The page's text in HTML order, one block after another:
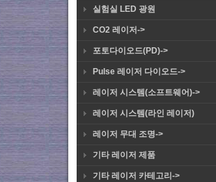
실험실 LED 광원
CO2 레이저->
포토다이오드(PD)->
Pulse 레이저 다이오드->
레이저 시스템(소프트웨어)->
레이저 시스템(라인 레이저)
레이저 무대 조명->
기타 레이저 제품
기타 레이저 카테고리->